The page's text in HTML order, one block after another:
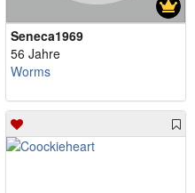
Seneca1969
56 Jahre
Worms